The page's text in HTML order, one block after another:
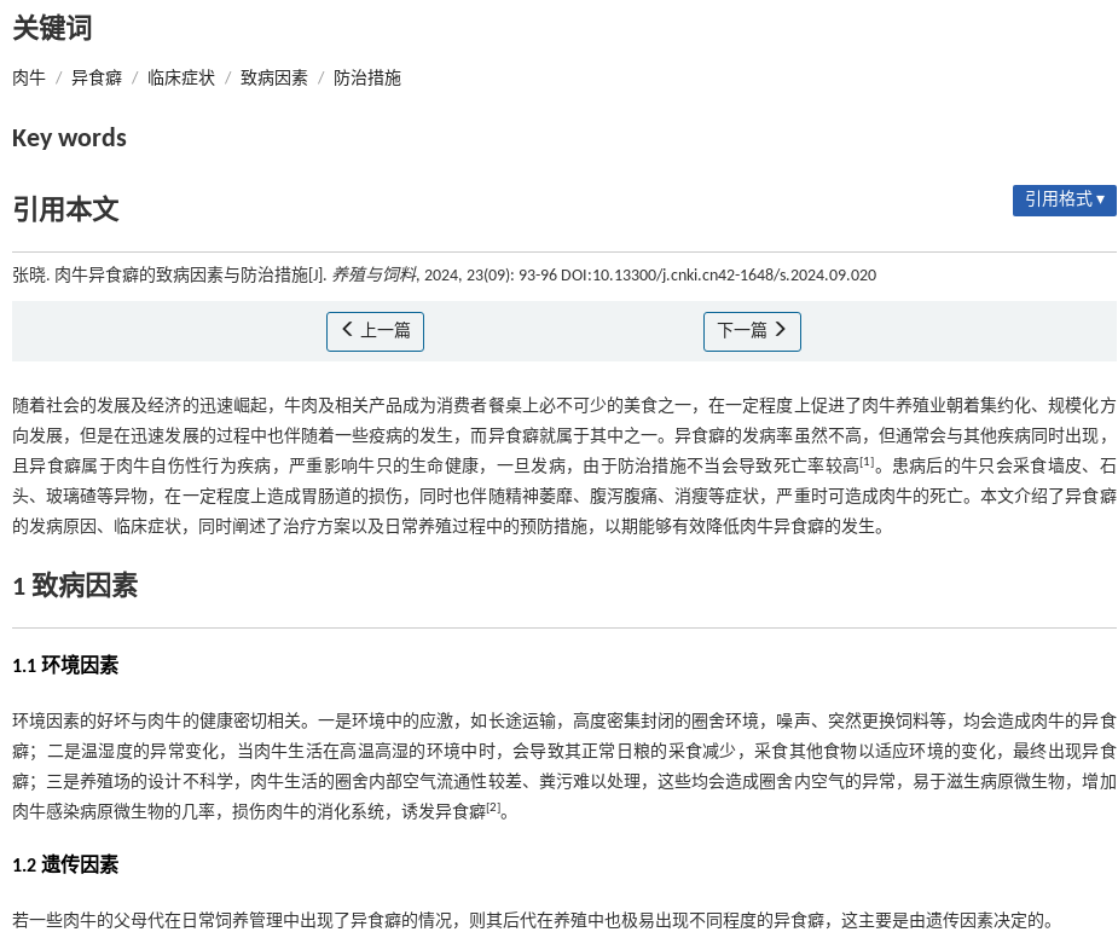
关键词
肉牛 / 异食癖 / 临床症状 / 致病因素 / 防治措施
Key words
引用本文 引用格式 ▾
张晓. 肉牛异食癖的致病因素与防治措施[J]. 养殖与饲料, 2024, 23(09): 93-96 DOI:10.13300/j.cnki.cn42-1648/s.2024.09.020
上一篇 下一篇
随着社会的发展及经济的迅速崛起，牛肉及相关产品成为消费者餐桌上必不可少的美食之一，在一定程度上促进了肉牛养殖业朝着集约化、规模化方
向发展，但是在迅速发展的过程中也伴随着一些疫病的发生，而异食癖就属于其中之一。异食癖的发病率虽然不高，但通常会与其他疾病同时出现，
且异食癖属于肉牛自伤性行为疾病，严重影响牛只的生命健康，一旦发病，由于防治措施不当会导致死亡率较高[1]。患病后的牛只会采食墙皮、石
头、玻璃碴等异物，在一定程度上造成胃肠道的损伤，同时也伴随精神萎靡、腹泻腹痛、消瘦等症状，严重时可造成肉牛的死亡。本文介绍了异食癖
的发病原因、临床症状，同时阐述了治疗方案以及日常养殖过程中的预防措施，以期能够有效降低肉牛异食癖的发生。
1 致病因素
1.1 环境因素
环境因素的好坏与肉牛的健康密切相关。一是环境中的应激，如长途运输，高度密集封闭的圈舍环境，噪声、突然更换饲料等，均会造成肉牛的异食
癖；二是温湿度的异常变化，当肉牛生活在高温高湿的环境中时，会导致其正常日粮的采食减少，采食其他食物以适应环境的变化，最终出现异食
癖；三是养殖场的设计不科学，肉牛生活的圈舍内部空气流通性较差、粪污难以处理，这些均会造成圈舍内空气的异常，易于滋生病原微生物，增加
肉牛感染病原微生物的几率，损伤肉牛的消化系统，诱发异食癖[2]。
1.2 遗传因素
若一些肉牛的父母代在日常饲养管理中出现了异食癖的情况，则其后代在养殖中也极易出现不同程度的异食癖，这主要是由遗传因素决定的。